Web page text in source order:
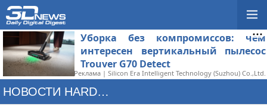
Уборка без компромиссов: чем
интересен вертикальный пылесос
Trouver G70 Detect
Реклама | Silicon Era Intelligent Technology (Suzhou) Co.,Ltd.
НОВОСТИ HARDWARE